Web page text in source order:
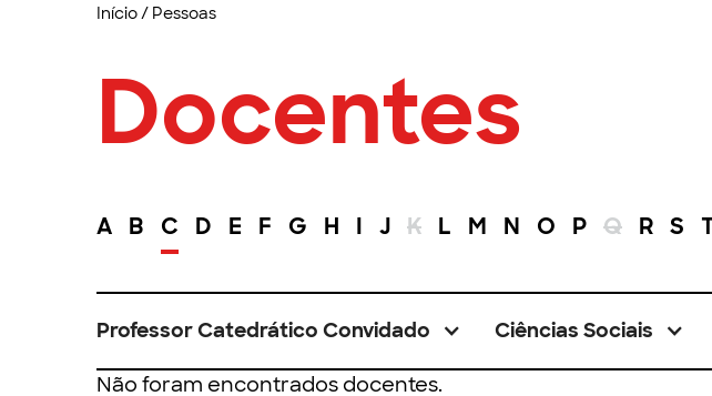
Início/ Pessoas
Docentes
A B C D E F G H I J K L M N O P Q R S
Professor Catedrático Convidado Ciências Sociais
Não foram encontrados docentes.